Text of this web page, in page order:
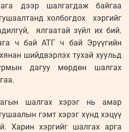
дээр шалгагдаж байгаа
холбогдох хэргийг
ялгаатай зүйл их бий.
ч бай АТГ ч бай Эрүүгийн
шийдвэрлэх тухай хуульд
дагуу мөрдөн шалгах
шалгах хэрэг нь амар
гэмт хэрэг хүнд хэцүү
Харин хэргийг шалгах арга